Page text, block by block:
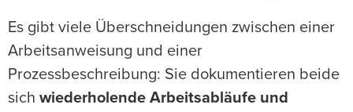
Es gibt viele Überschneidungen zwischen einer
Arbeitsanweisung und einer
Prozessbeschreibung: Sie dokumentieren beide
sich wiederholende Arbeitsabläufe und